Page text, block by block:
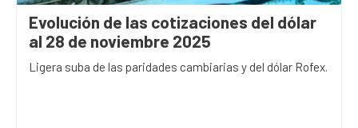
Evolución de las cotizaciones del dólar
al 28 de noviembre 2025
Ligera suba de las paridades cambiarias y del dólar Rofex.